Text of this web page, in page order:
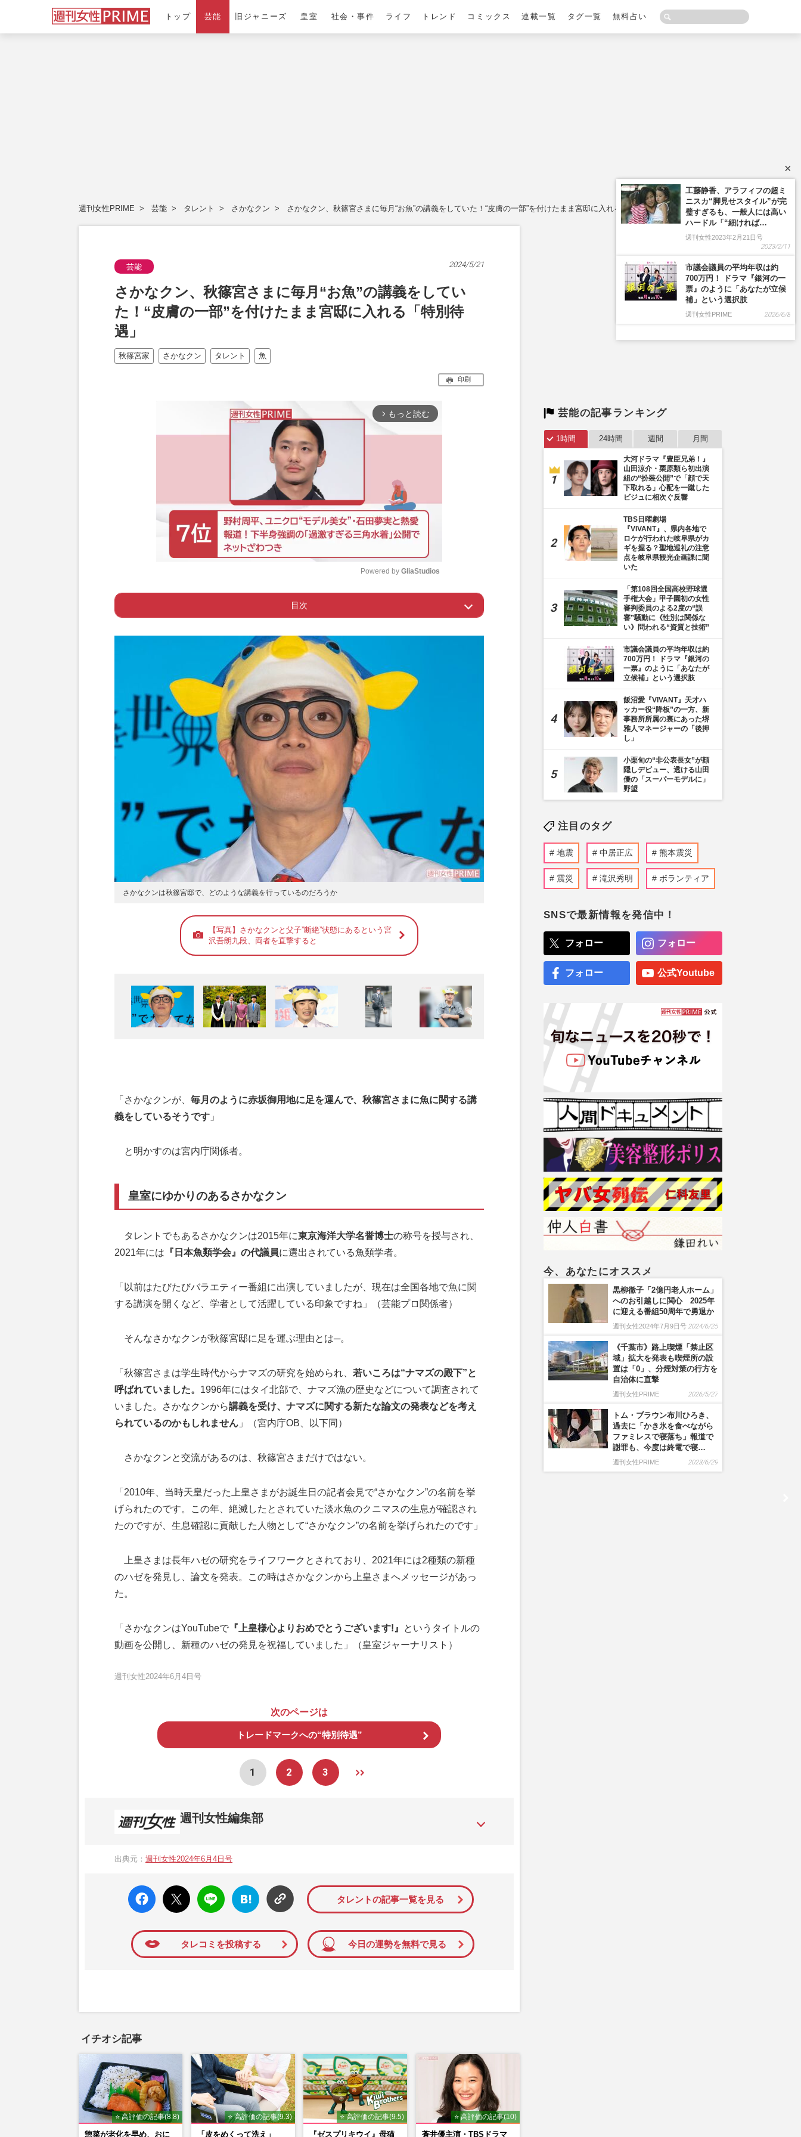
トップ 芸能 旧ジャニーズ 皇室 社会・事件 ライフ トレンド コミックス 連載一覧 タグ一覧 無料占い
週刊女性PRIME 芸能 タレント さかなクン さかなクン、秋篠宮さまに毎月“お魚”の講義をしていた！“皮膚の一部”を付けたまま宮邸に入れる「特別待遇」
芸能 2024/5/21
さかなクン、秋篠宮さまに毎月“お魚”の講義をしてい
た！“皮膚の一部”を付けたまま宮邸に入れる「特別待
遇」
秋篠宮家 さかなクン タレント 魚
印刷
arrow_forward_ios もっと読む
t
Powered by GliaStudios
目次
Page 1 ー 皇室にゆかりのあるさかなクン
ー トレードマークへの“特別待遇”
さかなクンは秋篠宮邸で、どのような講義を行っているのだろうか
【写真】さかなクンと父子”断絶”状態にあるという宮
沢吾朗九段、両者を直撃すると
「さかなクンが、 毎月のように赤坂御用地に足を運んで、秋篠宮さまに魚に関する講
義をしているそうです 」
と明かすのは宮内庁関係者。
皇室にゆかりのあるさかなクン
タレントでもあるさかなクンは2015年に東京海洋大学名誉博士の称号を授与され、
2021年には 『日本魚類学会』の代議員に選出されている魚類学者。
「以前はたびたびバラエティー番組に出演していましたが、現在は全国各地で魚に関
する講演を開くなど、学者として活躍している印象ですね」（芸能プロ関係者）
そんなさかなクンが秋篠宮邸に足を運ぶ理由とは─。
「秋篠宮さまは学生時代からナマズの研究を始められ、 若いころは“ナマズの殿下”と
呼ばれていました。 1996年にはタイ北部で、ナマズ漁の歴史などについて調査されて
いました。さかなクンから講義を受け、ナマズに関する新たな論文の発表などを考え
られているのかもしれません 」（宮内庁OB、以下同）
さかなクンと交流があるのは、秋篠宮さまだけではない。
「2010年、当時天皇だった上皇さまがお誕生日の記者会見で“さかなクン”の名前を挙
げられたのです。この年、絶滅したとされていた淡水魚のクニマスの生息が確認され
たのですが、生息確認に貢献した人物として“さかなクン”の名前を挙げられたのです」
上皇さまは長年ハゼの研究をライフワークとされており、2021年には2種類の新種
のハゼを発見し、論文を発表。この時はさかなクンから上皇さまへメッセージがあっ
た。
「さかなクンはYouTubeで 『上皇様心よりおめでとうございます!』
というタイトルの
動画を公開し、新種のハゼの発見を祝福していました」（皇室ジャーナリスト）
週刊女性2024年6月4日号
次のページは
トレードマークへの“特別待遇”
1 2 3
週刊女性編集部
母”が抱える400万円超の“借金トラブル”」報道をスクープ。この一報から約2か月後、宮内庁は結婚延期を
出典元： 週刊女性2024年6月4日号
faceboo
k いい
ね
X ポス
ト
LINE
はてな
ブック
マーク
タレントの記事一覧を見る
タレコミを投稿する 今日の運勢を無料で見る
イチオシ記事
⭐ 高評価の記事(8.8)
惣菜が老化を早め、おに
⭐ 高評価の記事(9.3)
「皮をめくって洗え」
⭐ 高評価の記事(9.5)
『ゼスプリキウイ』母猫
⭐ 高評価の記事(10)
蒼井優主演・TBSドラマ
芸能の記事ランキング
1時間 24時間 週間 月間
大河ドラマ『豊臣兄弟！』
山田涼介・栗原類ら初出演
組の“扮装公開”で「顔で天
下取れる」心配を一蹴した
ビジュに相次ぐ反響
TBS日曜劇場
『VIVANT』、県内各地で
ロケが行われた岐阜県がカ
ギを握る？聖地巡礼の注意
点を岐阜県観光企画課に聞
いた
「第108回全国高校野球選
手権大会」甲子園初の女性
審判委員のよる2度の“誤
審”騒動に《性別は関係な
い》問われる“資質と技術”
市議会議員の平均年収は約
700万円！ ドラマ『銀河の
一票』のように「あなたが
立候補」という選択肢
飯沼愛『VIVANT』天才ハ
ッカー役“降板”の一方、新
事務所所属の裏にあった堺
雅人マネージャーの「後押
し」
小栗旬の“非公表長女”が顔
隠しデビュー、透ける山田
優の「スーパーモデルに」
野望
注目のタグ
地震 中居正広 熊本震災
震災 滝沢秀明 ボランティア
SNSで最新情報を発信中！
フォロー フォロー
フォロー 公式Youtube
今、あなたにオススメ
黒柳徹子「2億円老人ホーム」
へのお引越しに関心 2025年
に迎える番組50周年で勇退か
週刊女性2024年7月9日号 2024/6/25
《千葉市》路上喫煙「禁止区
域」拡大を発表も喫煙所の設
置は「0」、分煙対策の行方を
自治体に直撃
週刊女性PRIME 2026/5/27
トム・ブラウン布川ひろき、
過去に「かき氷を食べながら
ファミレスで寝落ち」報道で
謝罪も、今度は終電で寝…
週刊女性PRIME 2023/6/29
×
工藤静香、アラフィフの超ミ
ニスカ“脚見せスタイル”が完
璧すぎるも、一般人には高い
ハードル「“細ければ…
週刊女性2023年2月21日号
2023/2/11
市議会議員の平均年収は約
700万円！ ドラマ『銀河の一
票』のように「あなたが立候
補」という選択肢
週刊女性PRIME 2026/6/8